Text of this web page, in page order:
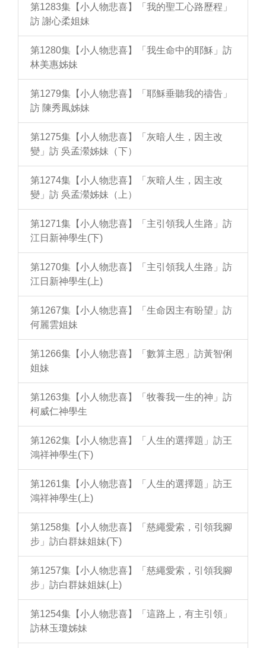
第1283集【小人物悲喜】「我的聖工心路歷程」
訪 謝心柔姐妹
第1280集【小人物悲喜】「我生命中的耶穌」訪
林美惠姊妹
第1279集【小人物悲喜】「耶穌垂聽我的禱告」
訪 陳秀鳳姊妹
第1275集【小人物悲喜】「灰暗人生，因主改
變」訪 吳孟瀠姊妹（下）
第1274集【小人物悲喜】「灰暗人生，因主改
變」訪 吳孟瀠姊妹（上）
第1271集【小人物悲喜】「主引領我人生路」訪
江日新神學生(下)
第1270集【小人物悲喜】「主引領我人生路」訪
江日新神學生(上)
第1267集【小人物悲喜】「生命因主有盼望」訪
何麗雲姐妹
第1266集【小人物悲喜】「數算主恩」訪黃智俐
姐妹
第1263集【小人物悲喜】「牧養我一生的神」訪
柯威仁神學生
第1262集【小人物悲喜】「人生的選擇題」訪王
鴻祥神學生(下)
第1261集【小人物悲喜】「人生的選擇題」訪王
鴻祥神學生(上)
第1258集【小人物悲喜】「慈繩愛索，引領我腳
步」訪白群妹姐妹(下)
第1257集【小人物悲喜】「慈繩愛索，引領我腳
步」訪白群妹姐妹(上)
第1254集【小人物悲喜】「這路上，有主引領」
訪林玉瓊姊妹